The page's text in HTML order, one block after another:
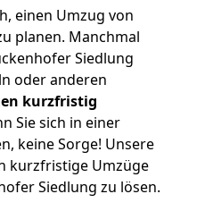
einen Umzug von
planen. Manchmal
Siedlung
oder anderen
kurzfristig
Sie sich in einer
keine Sorge! Unsere
kurzfristige Umzüge
Siedlung zu lösen.